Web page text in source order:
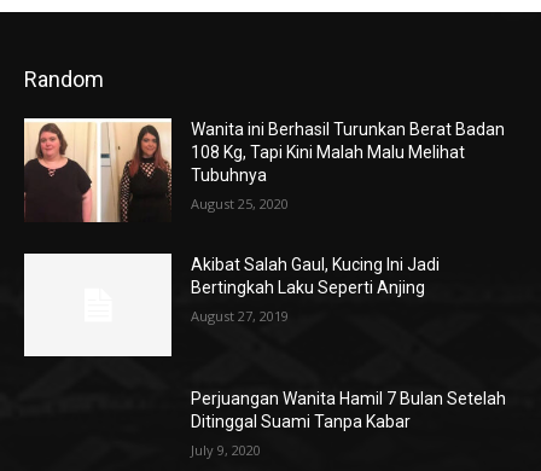
Random
Wanita ini Berhasil Turunkan Berat Badan
108 Kg, Tapi Kini Malah Malu Melihat
Tubuhnya
August 25, 2020
Akibat Salah Gaul, Kucing Ini Jadi
Bertingkah Laku Seperti Anjing
August 27, 2019
Perjuangan Wanita Hamil 7 Bulan Setelah
Ditinggal Suami Tanpa Kabar
July 9, 2020